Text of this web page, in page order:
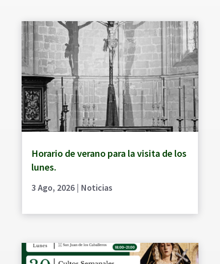
Horario de verano para la visita de los
lunes.
3 Ago, 2026| Noticias